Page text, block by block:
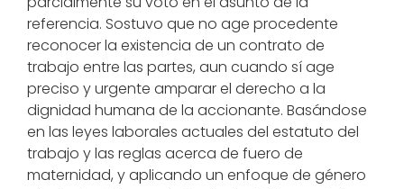
referencia. Sostuvo que no age procedente
reconocer la existencia de un contrato de
trabajo entre las partes, aun cuando sí age
preciso y urgente amparar el derecho a la
dignidad humana de la accionante. Basándose
en las leyes laborales actuales del estatuto del
trabajo y las reglas acerca de fuero de
maternidad, y aplicando un enfoque de género